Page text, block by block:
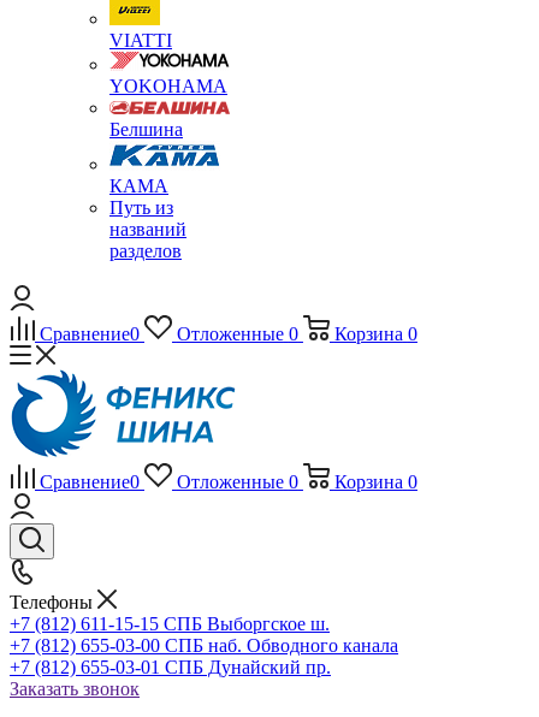
VIATTI
YOKOHAMA
Белшина
КАМА
Путь из
названий
разделов
Сравнение0 Отложенные 0 Корзина 0
Сравнение0 Отложенные 0 Корзина 0
Телефоны
+7 (812) 611-15-15 СПБ Выборгское ш.
+7 (812) 655-03-00 СПБ наб. Обводного канала
+7 (812) 655-03-01 СПБ Дунайский пр.
Заказать звонок